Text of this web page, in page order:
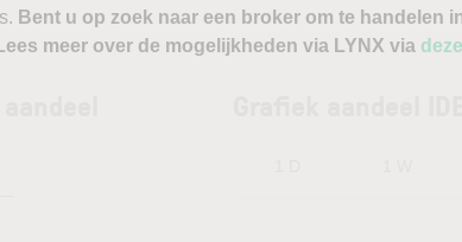
Bent u op zoek naar een broker om te handelen
meer over de mogelijkheden via LYNX via